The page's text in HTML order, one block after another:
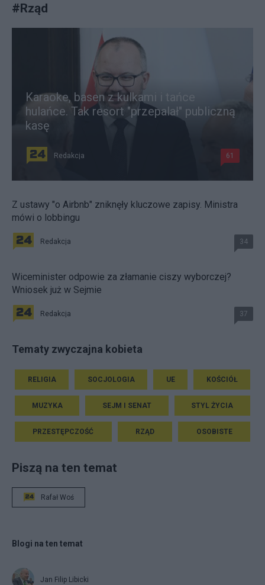
#Rząd
Karaoke, basen z kulkami i tańce
hulańce. Tak resort "przepalał" publiczną
kasę
Redakcja 61
Z ustawy "o Airbnb" zniknęły kluczowe zapisy. Ministra
mówi o lobbingu
Redakcja 34
Wiceminister odpowie za złamanie ciszy wyborczej?
Wniosek już w Sejmie
Redakcja 37
Tematy zwyczajna kobieta
RELIGIA SOCJOLOGIA UE KOŚCIÓŁ
MUZYKA SEJM I SENAT STYL ŻYCIA
PRZESTĘPCZOŚĆ RZĄD OSOBISTE
Piszą na ten temat
Rafał Woś
Blogi na ten temat
Jan Filip Libicki